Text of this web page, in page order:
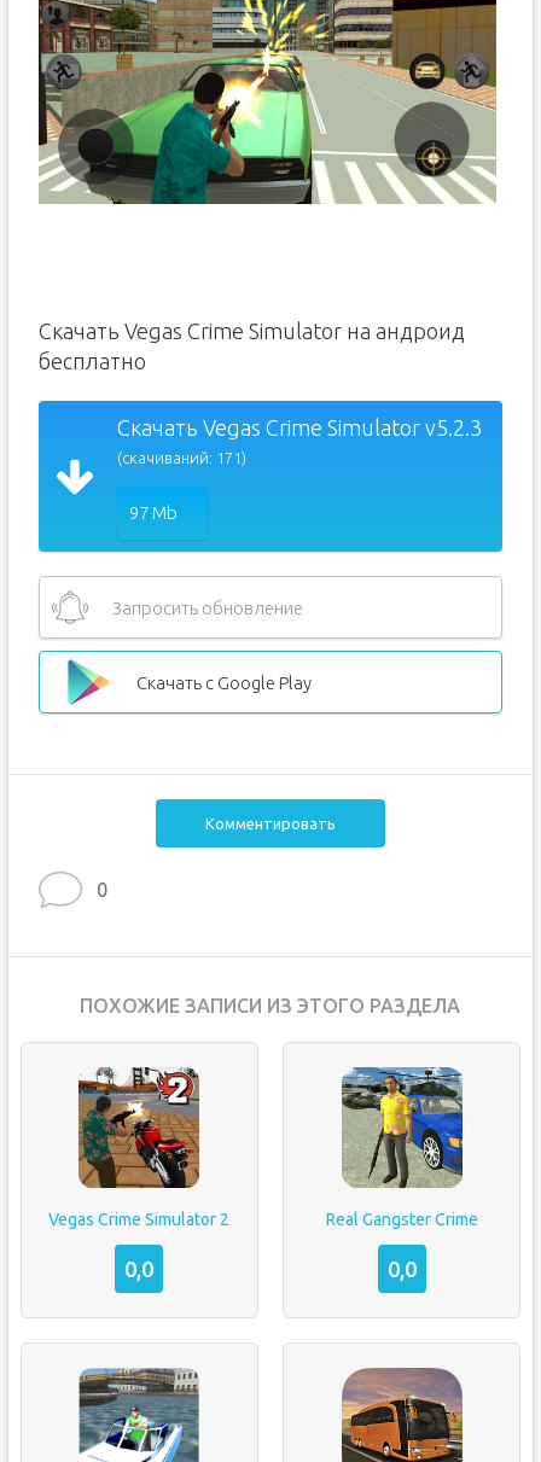
Скачать Vegas Crime Simulator на андроид
бесплатно
Скачать Vegas Crime Simulator v5.2.3
(скачиваний: 171)
97 Mb
Запросить обновление
Скачать с Google Play
Комментировать
0
ПОХОЖИЕ ЗАПИСИ ИЗ ЭТОГО РАЗДЕЛА
Vegas Crime Simulator 2
0,0
Real Gangster Crime
0,0